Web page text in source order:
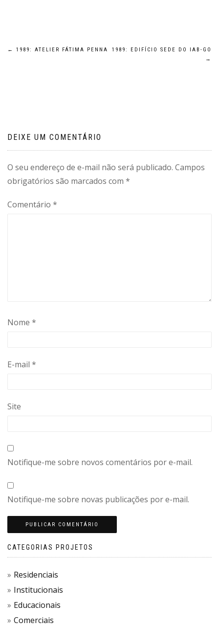
Navegação
← 1989: ATELIER FÁTIMA PENNA
1989: EDIFÍCIO SEDE DO IAB-GO
→
DEIXE UM COMENTÁRIO
O seu endereço de e-mail não será publicado. Campos
obrigatórios são marcados com *
Comentário *
Nome *
E-mail *
Site
Notifique-me sobre novos comentários por e-mail.
Notifique-me sobre novas publicações por e-mail.
CATEGORIAS PROJETOS
Residenciais
Institucionais
Educacionais
Comerciais